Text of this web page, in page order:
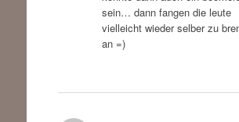
sein… dann fangen die leute
vielleicht wieder selber zu
an =)